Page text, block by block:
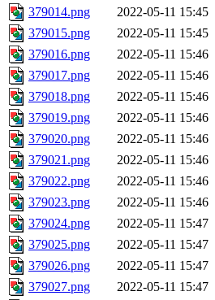
379014.png
2022-05-11 15:45
379015.png
2022-05-11 15:45
379016.png
2022-05-11 15:46
379017.png
2022-05-11 15:46
379018.png
2022-05-11 15:46
379019.png
2022-05-11 15:46
379020.png
2022-05-11 15:46
379021.png
2022-05-11 15:46
379022.png
2022-05-11 15:46
379023.png
2022-05-11 15:46
379024.png
2022-05-11 15:47
379025.png
2022-05-11 15:47
379026.png
2022-05-11 15:47
379027.png
2022-05-11 15:47